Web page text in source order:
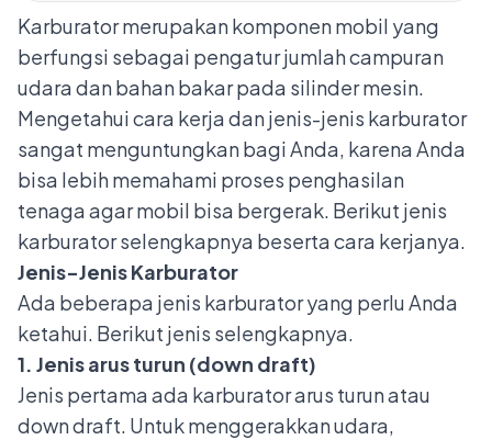
Karburator merupakankomponen mobil yang
berfungsi sebagai pengatur jumlah campuran
udara dan bahan bakar pada silinder mesin.
Mengetahui cara kerja dan jenis-jenis karburator
sangat menguntungkan bagi Anda, karena Anda
bisa lebih memahami proses penghasilan
tenaga agar mobil bisa bergerak. Berikut jenis
karburator selengkapnya beserta cara kerjanya.
Jenis-Jenis Karburator
Ada beberapa jenis karburator yang perlu Anda
ketahui. Berikut jenis selengkapnya.
1. Jenis arus turun (down draft)
Jenis pertama ada karburator arus turun atau
down draft. Untuk menggerakkan udara,